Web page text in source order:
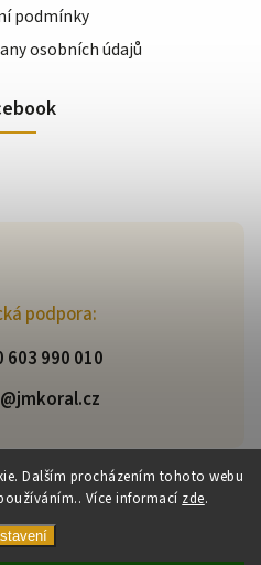
Dalším procházením tohoto webu
Více informací zde.
podpora:
603 990 010
podmínky
osobních údajů
KORAL. Všechna práva vyhrazena.
| Design